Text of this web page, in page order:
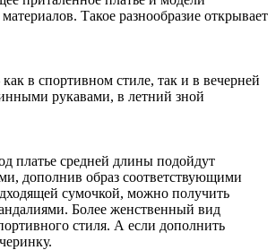
Такое разнообразие открывает
в спортивном стиле, так и в вечерней
рукавами, в летний зной
платье средней длины подойдут
дополнив образ соответствующими
сумочкой, можно получить
Более женственный вид
стиля. А если дополнить